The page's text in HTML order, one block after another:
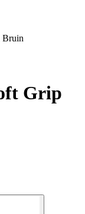
Bruin
Grip